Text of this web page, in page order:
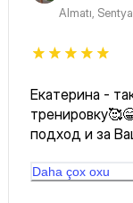
Almatı,
Екатерина -
подход и за
BossTangym динамична и энергична, все тренируется,
Daha çox oxu